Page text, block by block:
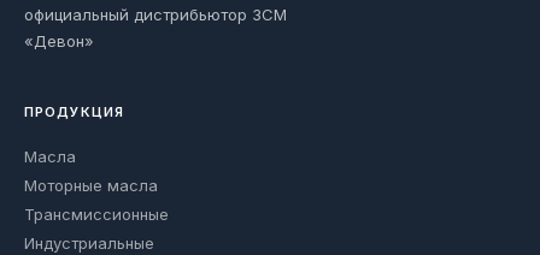
официальный дистрибьютор ЗСМ
«Девон»
ПРОДУКЦИЯ
Масла
Моторные масла
Трансмиссионные
Индустриальные